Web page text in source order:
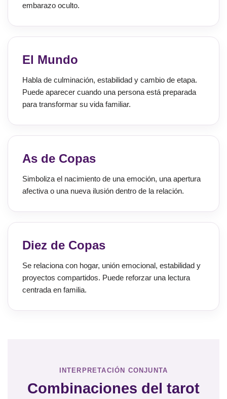
embarazo oculto.
El Mundo
Habla de culminación, estabilidad y cambio de etapa.
Puede aparecer cuando una persona está preparada
para transformar su vida familiar.
As de Copas
Simboliza el nacimiento de una emoción, una apertura
afectiva o una nueva ilusión dentro de la relación.
Diez de Copas
Se relaciona con hogar, unión emocional, estabilidad y
proyectos compartidos. Puede reforzar una lectura
centrada en familia.
INTERPRETACIÓN CONJUNTA
Combinaciones del tarot